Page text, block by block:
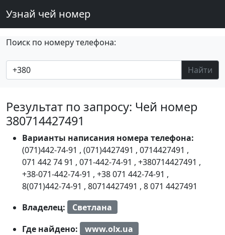
Узнай чей номер
Поиск по номеру телефона:
Найти
Результат по запросу: Чей номер
380714427491
Варианты написания номера телефона:
(071)442-74-91 , (071)4427491 , 0714427491 ,
071 442 74 91 , 071-442-74-91 , +380714427491 ,
+38-071-442-74-91 , +38 071 442-74-91 ,
8(071)442-74-91 , 80714427491 , 8 071 4427491
Владелец:
Светлана
Где найдено:
www.olx.ua